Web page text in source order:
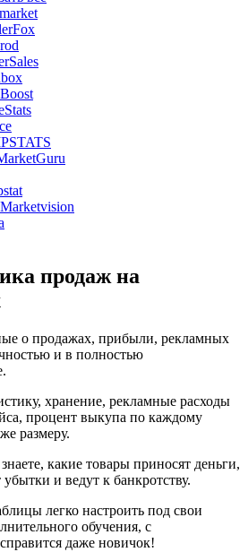
Marketvision
продаж на
о продажах, прибыли, рекламных
и в полностью
хранение, рекламные расходы
процент выкупа по каждому
размеру.
какие товары приносят деньги,
и ведут к банкротству.
легко настроить под свои
обучения, с
даже новичок!